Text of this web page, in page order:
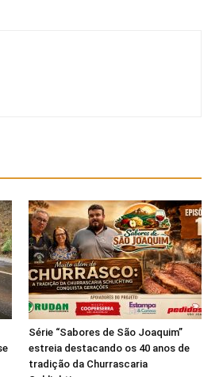
Série “Sabores de São Joaquim”
estreia destacando os 40 anos de
tradição da Churrascaria